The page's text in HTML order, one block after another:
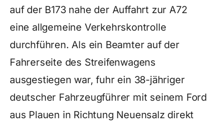
auf der B173 nahe der Auffahrt zur A72
eine allgemeine Verkehrskontrolle
durchführen. Als ein Beamter auf der
Fahrerseite des Streifenwagens
ausgestiegen war, fuhr ein 38-jähriger
deutscher Fahrzeugführer mit seinem Ford
aus Plauen in Richtung Neuensalz direkt